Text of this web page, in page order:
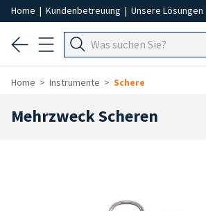
Home | Kundenbetreuung | Unsere Lösungen
Home Instrumente Schere
Mehrzweck Scheren